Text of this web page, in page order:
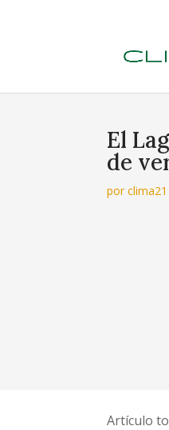
El
de
porclima21
Artículo